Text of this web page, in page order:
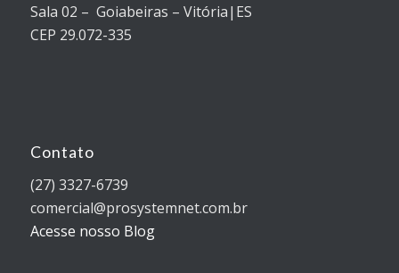
Sala 02 – Goiabeiras – Vitória|ES
CEP 29.072-335
Contato
(27) 3327-6739
comercial@prosystemnet.com.br
Acesse nosso Blog